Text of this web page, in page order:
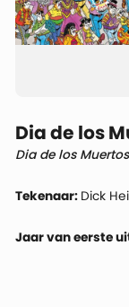
Dia de los
Dia de los Muertos
Tekenaar: Dick
Jaar van eerste